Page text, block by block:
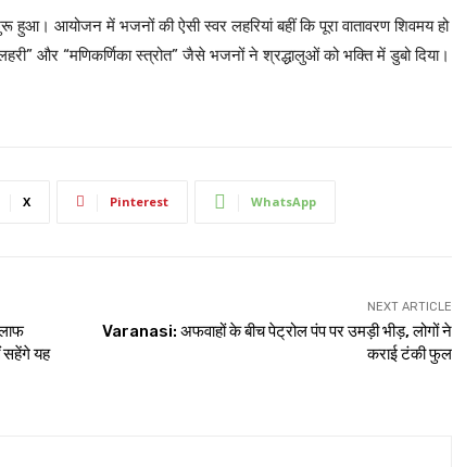
हुआ। आयोजन में भजनों की ऐसी स्वर लहरियां बहीं कि पूरा वातावरण शिवमय हो
लहरी” और “मणिकर्णिका स्त्रोत” जैसे भजनों ने श्रद्धालुओं को भक्ति में डुबो दिया।
X Pinterest WhatsApp
सहेंगे यह
NEXT ARTICLE
Varanasi: अफवाहों के बीच पेट्रोल पंप पर उमड़ी भीड़, लोगों ने
कराई टंकी फुल